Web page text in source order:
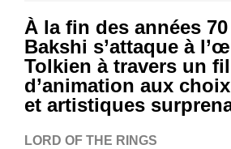
À la fin des années
Bakshi s’attaque à
Tolkien à travers un
d’animation aux
et artistiques
LORD OF THE RINGS